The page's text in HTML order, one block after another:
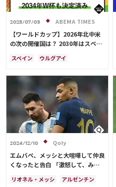
2025/07/03 ABEMA TIMES
【ワールドカップ】2026年北中米
の次の開催国は？ 2030年はスペイ
共催！ ウルグアイ・アルゼンチ
スペイン
ウルグアイ
モロッコ
ブラジル
ドイツ
サウジアラビア
メキシコ
アメリカ
フランス
イングランド
日本
カナダ
セルビア
スイス
オーストラリア
カタール
ウェールズ
2024/12/10 Qoly
エムバペ、メッシと大喧嘩して仲良
くなったと告白 「激怒して、みん
リオネル・メッシ
アルゼンチン